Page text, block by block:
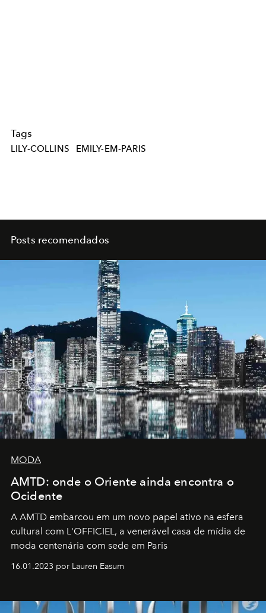
Tags
LILY-COLLINS EMILY-EM-PARIS
Posts recomendados
MODA
AMTD: onde o Oriente ainda encontra o
Ocidente
A AMTD embarcou em um novo papel ativo na esfera
cultural com L'OFFICIEL, a venerável casa de mídia de
moda centenária com sede em Paris
16.01.2023 por Lauren Easum